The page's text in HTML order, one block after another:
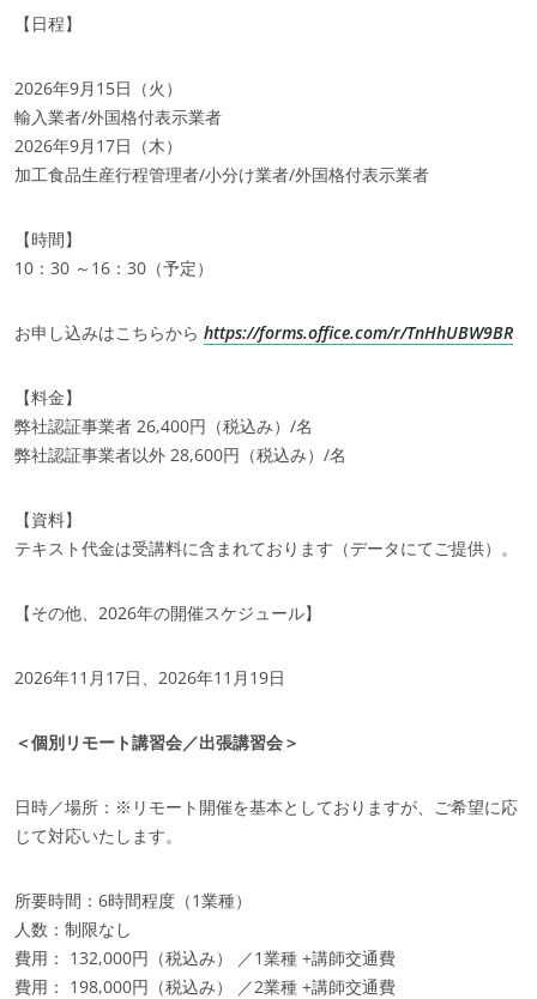
フェアトレード（日本未導入）
サステイナブル農業（日本未導入）
品質とフードセーフティ（日本未導入）
【日程】
2026年9月15日（火）
輸入業者/外国格付表示業者
2026年9月17日（木）
加工食品生産行程管理者/小分け業者/外国格付表示業者
【時間】
10：30 ～16：30（予定）
お申し込みはこちらから https://forms.office.com/r/TnHhUBW9BR
【料金】
弊社認証事業者 26,400円（税込み）/名
弊社認証事業者以外 28,600円（税込み）/名
【資料】
テキスト代金は受講料に含まれております（データにてご提供）。
【その他、2026年の開催スケジュール】
2026年11月17日、2026年11月19日
＜個別リモート講習会／出張講習会＞
日時／場所：※リモート開催を基本としておりますが、ご希望に応
じて対応いたします。
所要時間：6時間程度（1業種）
人数：制限なし
費用： 132,000円（税込み） ／1業種 +講師交通費
費用： 198,000円（税込み） ／2業種 +講師交通費